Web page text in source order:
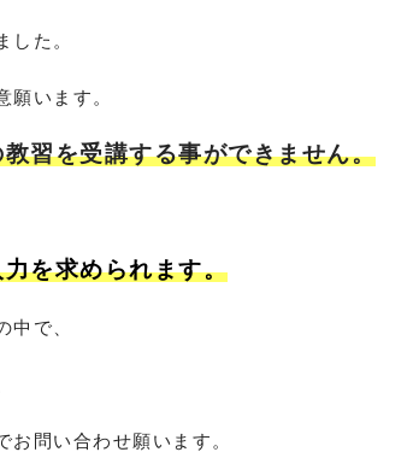
した。
います。
習を受講する事ができません。
を求められます。
で、
問い合わせ願います。